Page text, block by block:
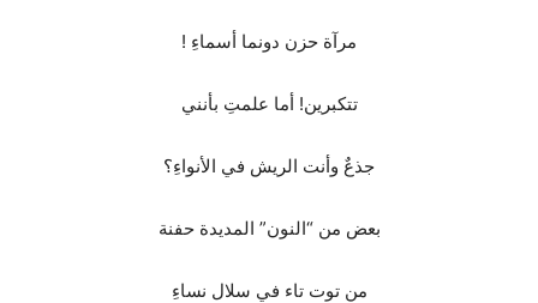
مرآة حزن دونما أسماءِ !
تتكبرين! أما علمتِ بأنني
جذعٌ وأنت الريش في الأنواءِ؟
بعض من “النون” المديدة حفنة
من توت تاء في سلال نساءِ